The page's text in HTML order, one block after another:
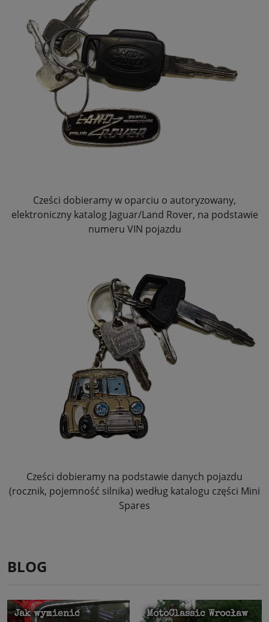
Cześci dobieramy w oparciu o autoryzowany,
elektroniczny katalog Jaguar/Land Rover, na podstawie
numeru VIN pojazdu
Cześci dobieramy na podstawie danych pojazdu
(rocznik, pojemność silnika) według katalogu części Mini
Spares
BLOG
Jak wymienić
MotoClassic Wrocław